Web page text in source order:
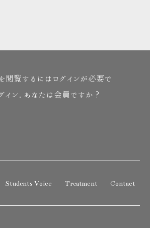
閲覧するにはログインが必要で
イン. あなたは会員ですか ?
Students Voice Treatment Contact